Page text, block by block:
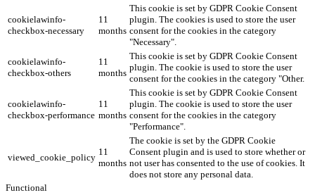
cookielawinfo-
checkbox-necessary
11
months
This cookie is set by GDPR Cookie Consent
plugin. The cookies is used to store the user
consent for the cookies in the category
"Necessary".
cookielawinfo-
checkbox-others
11
months
This cookie is set by GDPR Cookie Consent
plugin. The cookie is used to store the user
consent for the cookies in the category "Other.
cookielawinfo-
checkbox-performance
11
months
This cookie is set by GDPR Cookie Consent
plugin. The cookie is used to store the user
consent for the cookies in the category
"Performance".
viewed_cookie_policy
11
months
The cookie is set by the GDPR Cookie
Consent plugin and is used to store whether or
not user has consented to the use of cookies. It
does not store any personal data.
Functional